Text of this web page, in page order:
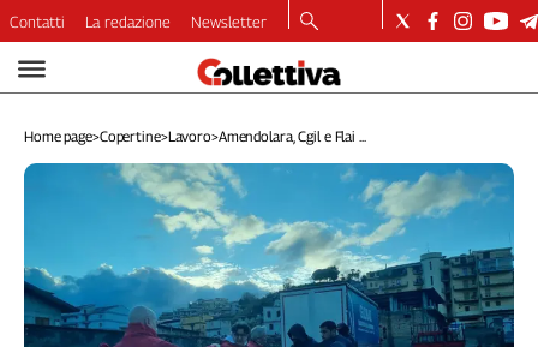
Video
Dirette
Longform
Lavoro
Ambiente
Diritti
Contatti La redazione Newsletter
Home page>Copertine>Lavoro>Amendolara, Cgil e Flai ...